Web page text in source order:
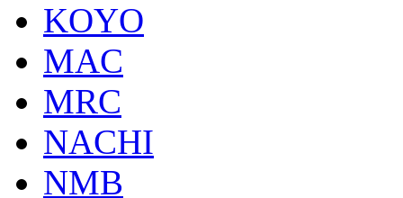
KOYO
MAC
MRC
NACHI
NMB